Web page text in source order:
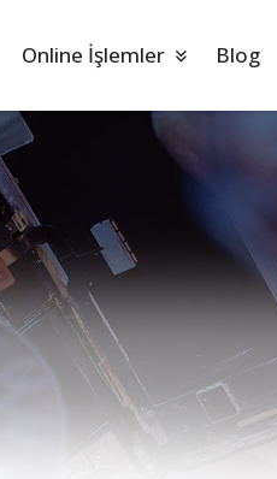
Online İşlemler Blog